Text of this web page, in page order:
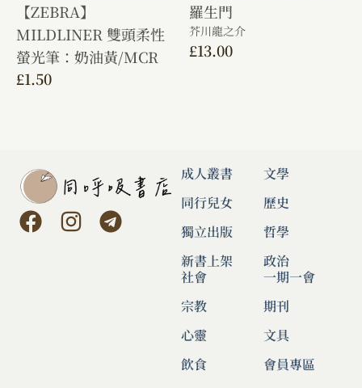
【ZEBRA】
MILDLINER 雙頭柔性
螢光筆：奶油黃/MCR
£1.50
羅生門
芥川龍之介
£13.00
成人叢書
同行兒女
獨立出版
新書上架
文學
歷史
哲學
政治
社會
宗教
心靈
飲食
一期一會
期刊
文具
會員專區